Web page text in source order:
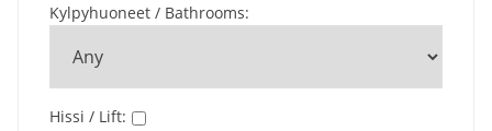
Kylpyhuoneet / Bathrooms:
Hissi / Lift: